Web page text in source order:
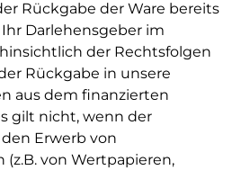
Rückgabe der Ware bereits
Darlehensgeber im
der Rechtsfolgen
Rückgabe in unsere
aus dem finanzierten
gilt nicht, wenn der
Erwerb von
von Wertpapieren,